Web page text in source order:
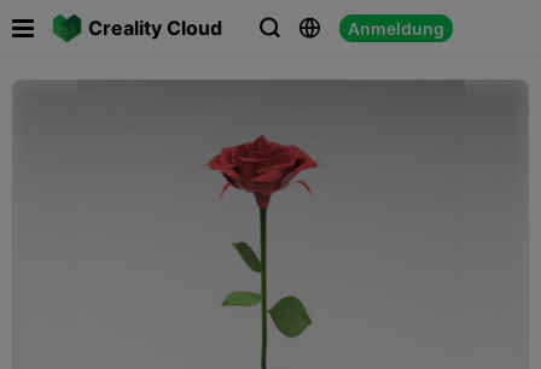
Creality Cloud   Anmeldung
 